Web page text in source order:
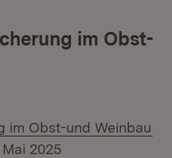
im Obst-
im Obst-und Weinbau
2025